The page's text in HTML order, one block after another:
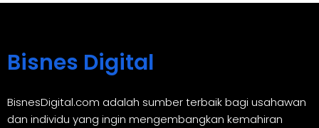
Bisnes Digital
BisnesDigital.com adalah sumber terbaik bagi usahawan
dan individu yang ingin mengembangkan kemahiran